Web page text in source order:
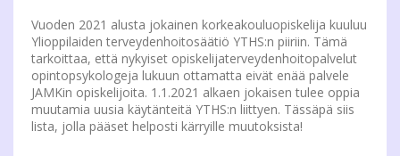
Vuoden 2021 alusta jokainen korkeakouluopiskelija kuuluu
Ylioppilaiden terveydenhoitosäätiö YTHS:n piiriin. Tämä
tarkoittaa, että nykyiset opiskelijaterveydenhoitopalvelut
opintopsykologeja lukuun ottamatta eivät enää palvele
JAMKin opiskelijoita. 1.1.2021 alkaen jokaisen tulee oppia
muutamia uusia käytänteitä YTHS:n liittyen. Tässäpä siis
lista, jolla pääset helposti kärryille muutoksista!